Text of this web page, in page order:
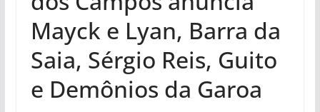
Mayck e Lyan, Barra da
Saia, Sérgio Reis, Guito
e Demônios da Garoa